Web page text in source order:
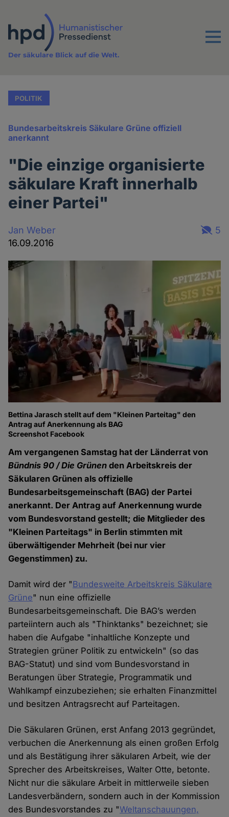
Inhalt
Menu
Der säkulare Blick auf die Welt.
POLITIK
Bundesarbeitskreis Säkulare Grüne offiziell
anerkannt
"Die einzige organisierte
säkulare Kraft innerhalb
einer Partei"
Jan Weber
16.09.2016
5
Bettina Jarasch stellt auf dem "Kleinen Parteitag" den
Antrag auf Anerkennung als BAG
Screenshot Facebook
Am vergangenen Samstag hat der Länderrat von
Bündnis 90 / Die Grünen den Arbeitskreis der
Säkularen Grünen als offizielle
Bundesarbeitsgemeinschaft (BAG) der Partei
anerkannt. Der Antrag auf Anerkennung wurde
vom Bundesvorstand gestellt; die Mitglieder des
"Kleinen Parteitags" in Berlin stimmten mit
überwältigender Mehrheit (bei nur vier
Gegenstimmen) zu.
Damit wird der "Bundesweite Arbeitskreis Säkulare
Grüne" nun eine offizielle
Bundesarbeitsgemeinschaft. Die BAG’s werden
parteiintern auch als "Thinktanks" bezeichnet; sie
haben die Aufgabe "inhaltliche Konzepte und
Strategien grüner Politik zu entwickeln" (so das
BAG-Statut) und sind vom Bundesvorstand in
Beratungen über Strategie, Programmatik und
Wahlkampf einzubeziehen; sie erhalten Finanzmittel
und besitzen Antragsrecht auf Parteitagen.
Die Säkularen Grünen, erst Anfang 2013 gegründet,
verbuchen die Anerkennung als einen großen Erfolg
und als Bestätigung ihrer säkularen Arbeit, wie der
Sprecher des Arbeitskreises, Walter Otte, betonte.
Nicht nur die säkulare Arbeit in mittlerweile sieben
Landesverbändern, sondern auch in der Kommission
des Bundesvorstandes zu "Weltanschauungen,